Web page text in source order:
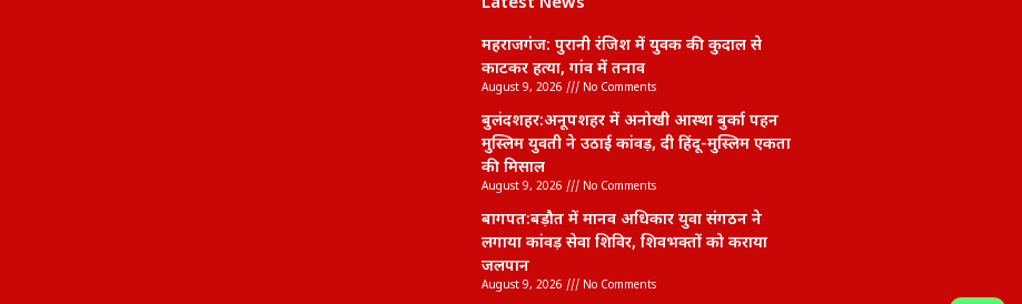
महराजगंज: पुरानी रंजिश में युवक की कुदाल से
काटकर हत्या, गांव में तनाव
August 9, 2026 No Comments
बुलंदशहर:अनूपशहर में अनोखी आस्था बुर्का पहन
मुस्लिम युवती ने उठाई कांवड़, दी हिंदू-मुस्लिम एकता
की मिसाल
August 9, 2026 No Comments
बागपत:बड़ौत में मानव अधिकार युवा संगठन ने
लगाया कांवड़ सेवा शिविर, शिवभक्तों को कराया
जलपान
August 9, 2026 No Comments